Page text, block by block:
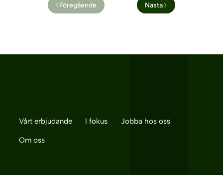
Föregående Nästa
Vårt erbjudande I fokus Jobba hos oss
Om oss